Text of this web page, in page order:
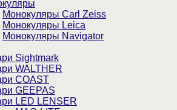
Монокуляры Carl Zeiss
Монокуляры Leica
Монокуляры Navigator
Sightmark
WALTHER
COAST
GEEPAS
LED LENSER